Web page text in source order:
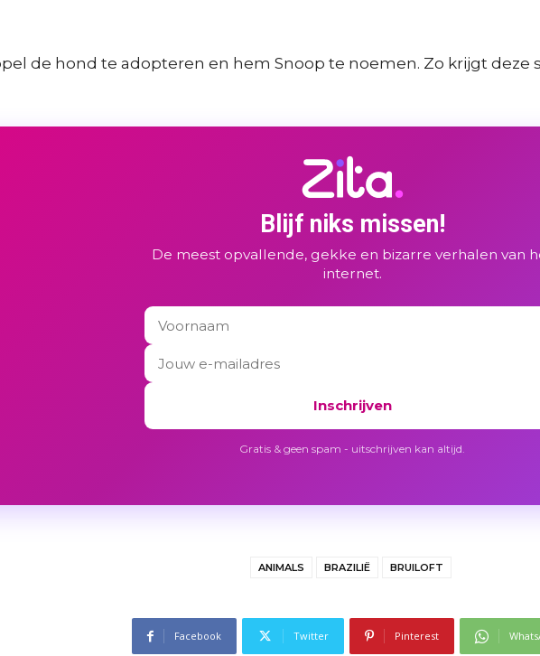
de hond te adopteren en hem Snoop te noemen. Zo krijgt deze
Blijf niks missen!
De meest opvallende, gekke en bizarre verhalen van
internet.
Inschrijven
Gratis & geen spam - uitschrijven kan altijd.
ANIMALS BRAZILIË BRUILOFT
Facebook Twitter Pinterest